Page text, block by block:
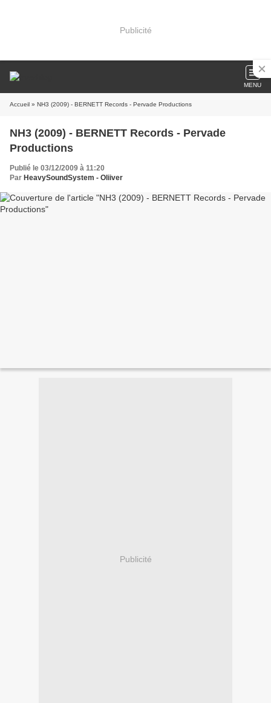
Publicité
MENU
Accueil » NH3 (2009) - BERNETT Records - Pervade Productions
NH3 (2009) - BERNETT Records - Pervade
Productions
Publié le 03/12/2009 à 11:20
Par HeavySoundSystem - Oliiver
Publicité